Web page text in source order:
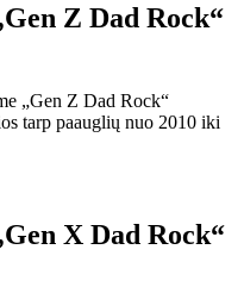
Z Dad Rock“
„Gen Z Dad Rock“
tarp paauglių nuo 2010 iki
X Dad Rock“